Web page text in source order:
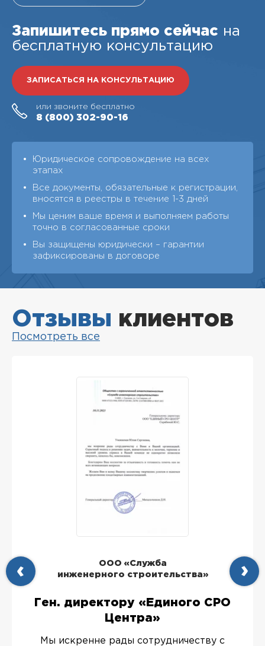
Запишитесь прямо сейчас на
бесплатную консультацию
ЗАПИСАТЬСЯ НА КОНСУЛЬТАЦИЮ
или звоните бесплатно
8 (800) 302-90-16
Юридическое сопровождение на всех
этапах
Все документы, обязательные к регистрации,
вносятся в реестры в течение 1-3 дней
Мы ценим ваше время и выполняем работы
точно в согласованные сроки
Вы защищены юридически – гарантии
зафиксированы в договоре
Отзывы клиентов
Посмотреть все
ООО «Служба
инженерного строительства»
Ген. директору «Единого СРО
Центра»
Мы искренне рады сотрудничеству с